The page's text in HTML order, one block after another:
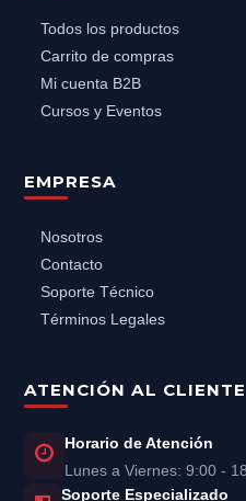
Todos los productos
Carrito de compras
Mi cuenta B2B
Cursos y Eventos
EMPRESA
Nosotros
Contacto
Soporte Técnico
Términos Legales
ATENCIÓN AL CLIENTE
Horario de Atención
Lunes a Viernes: 9:00 -
Soporte Especializado